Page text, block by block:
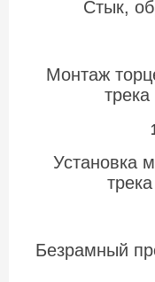
Стык,
Монтаж
Установка
Безрамный